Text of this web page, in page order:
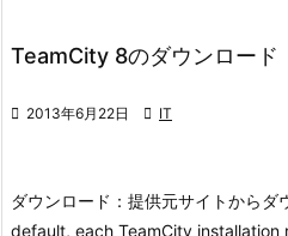
TeamCity 8のダウンロード
 2013年6月22日  IT
ダウンロード： 提供元サイトからダ
default, each TeamCity installation